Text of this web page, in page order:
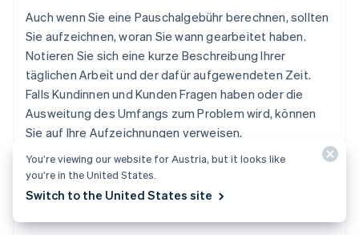
Auch wenn Sie eine Pauschalgebühr berechnen, sollten
Sie aufzeichnen, woran Sie wann gearbeitet haben.
Notieren Sie sich eine kurze Beschreibung Ihrer
täglichen Arbeit und der dafür aufgewendeten Zeit.
Falls Kundinnen und Kunden Fragen haben oder die
Ausweitung des Umfangs zum Problem wird, können
Sie auf Ihre Aufzeichnungen verweisen.
Erfassen von Arbeitsstunden
You’re viewing our website for Austria, but it looks like
you’re in the United States.
Switch to the United States site